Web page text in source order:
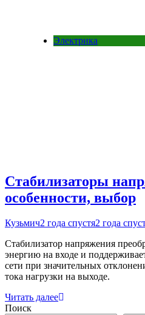
Электрика
Стабилизаторы
особенности, выбор
Кузьмич2 года спустя2 года
Стабилизатор напряжения
энергию на входе и
сети при значительных
тока нагрузки на выходе.
Читать далее
Поиск